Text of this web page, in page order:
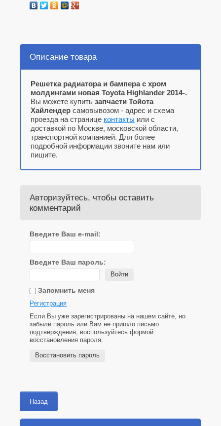
Описание товара
Решетка радиатора и бампера с хром
молдингами новая Toyota Highlander 2014-.
Вы можете купить запчасти Тойота
Хайлендер самовывозом - адрес и схема
проезда на странице контакты или с
доставкой по Москве, московской области,
транспортной компанией. Для более
подробной информации звоните нам или
пишите.
Авторизуйтесь, чтобы оставить
комментарий
Введите Ваш e-mail:
Введите Ваш пароль:
Войти
Запомнить меня
Регистрация
Если Вы уже зарегистрированы на нашем сайте, но
забыли пароль или Вам не пришло письмо
подтверждения, воспользуйтесь формой
восстановления пароля.
Восстановить пароль
Назад